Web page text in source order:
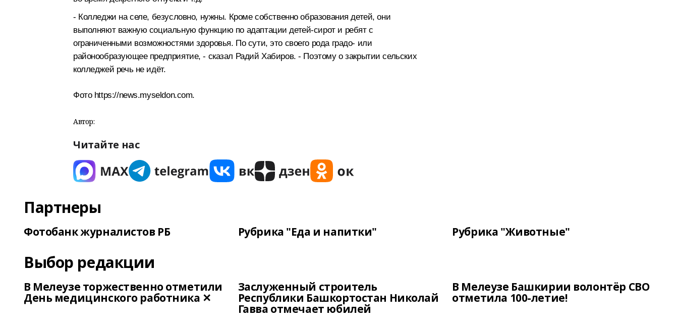
- Колледжи на селе, безусловно, нужны. Кроме собственно образования детей, они
выполняют важную социальную функцию по адаптации детей-сирот и ребят с
ограниченными возможностями здоровья. По сути, это своего рода градо- или
районообразующее предприятие, - сказал Радий Хабиров. - Поэтому о закрытии сельских
колледжей речь не идёт.
Фото https://news.myseldon.com.
Автор:
Читайте нас
Партнеры
Фотобанк журналистов РБ Рубрика "Еда и напитки" Рубрика "Животные"
Выбор редакции
В Мелеузе торжественно отметили
День медицинского работника ✕
Заслуженный строитель
Республики Башкортостан Николай
Гавва отмечает юбилей
В Мелеузе Башкирии волонтёр СВО
отметила 100-летие!